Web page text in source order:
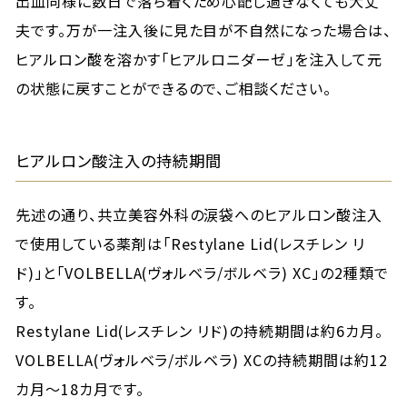
夫です。万が一注入後に見た目が不自然になった場合は、
ヒアルロン酸を溶かす「ヒアルロニダーゼ」を注入して元
の状態に戻すことができるので、ご相談ください。
ヒアルロン酸注入の持続期間
先述の通り、共立美容外科の涙袋へのヒアルロン酸注入
で使用している薬剤は「Restylane Lid(レスチレン リ
ド)」と「VOLBELLA(ヴォルベラ/ボルベラ) XC」の2種類で
す。
Restylane Lid(レスチレン リド)の持続期間は約6カ月。
VOLBELLA(ヴォルベラ/ボルベラ) XCの持続期間は約12
カ月～18カ月です。